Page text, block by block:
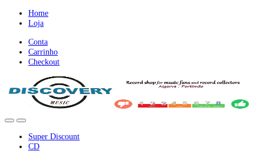
nevegação
conteúdo
Home
Loja
Conta
Carrinho
Checkout
Super Discount
CD